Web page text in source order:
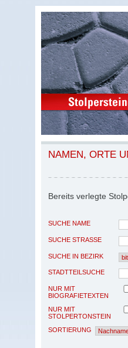
NAMEN, ORTE
Bereits verlegte
SUCHE NAME
SUCHE STRASSE
SUCHE IN BEZIRK
STADTTEILSUCHE
NUR MIT
BIOGRAFIETEXTEN
NUR MIT
STOLPERTONSTEIN
SORTIERUNG